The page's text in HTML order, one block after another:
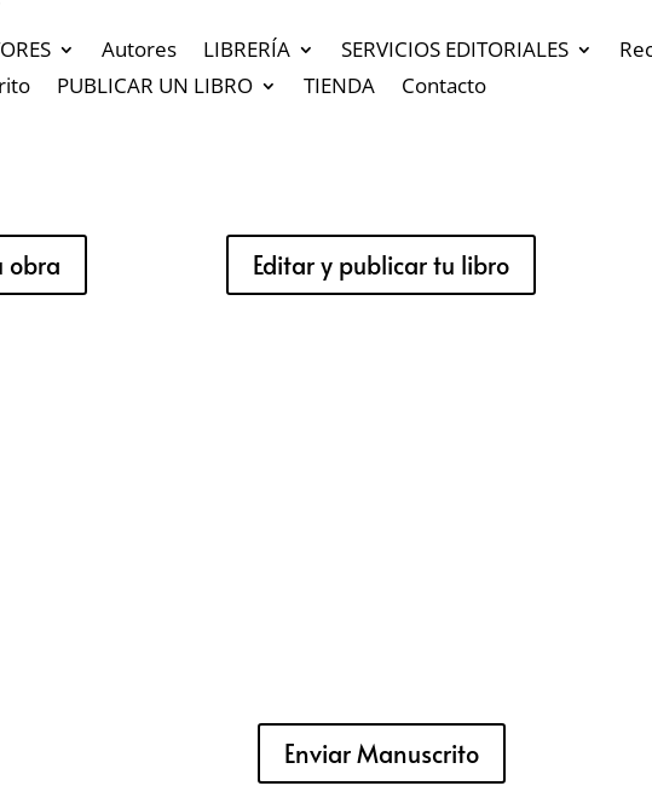
Autores LIBRERÍA SERVICIOS EDITORIALES
PUBLICAR UN LIBRO TIENDA Contacto
obra Editar y publicar tu libro
Enviar Manuscrito